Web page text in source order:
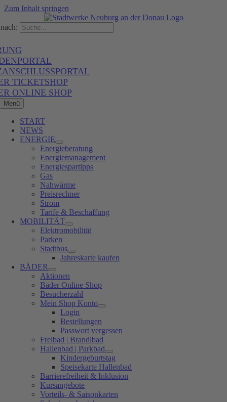
Zum Inhalt springen
TICKETSHOP
ONLINE SHOP
Menü
START
NEWS
ENERGIE
Energieberatung
Energiemanagement
Energiespartipps
Gas
Nahwärme
Preisrechner
Strom
Tarife & Beschaffung
MOBILITÄT
Elektromobilität
Parken
Stadtbus
Jahreskarte kaufen
BÄDER
Aktionen
Bäder Online Shop
Besucherzahl
Mein Shop Konto
Login
Bestellungen
Passwort vergessen
Freibad | Brandlbad
Hallenbad | Parkbad
Kindergeburtstag
Speisekarte Hallenbad
Barrierefreiheit & Inklusion
Kursangebote
Vorteils- & Saisonkarten